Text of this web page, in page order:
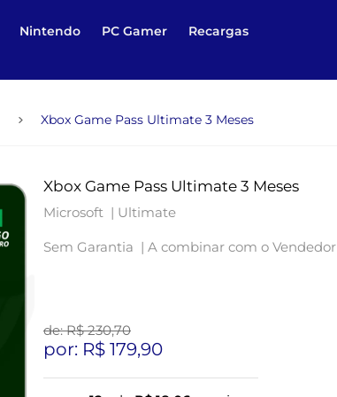
Nintendo PC Gamer Recargas
Xbox Game Pass Ultimate 3 Meses
Xbox Game Pass Ultimate 3 Meses
Microsoft | Ultimate
Sem Garantia | A combinar com o Vendedor
de: R$230,70
por: R$ 179,90